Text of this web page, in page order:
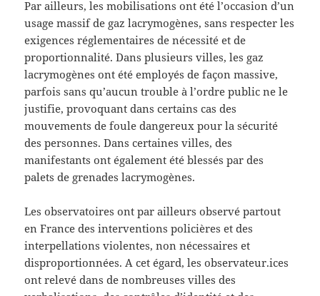
Par ailleurs, les mobilisations ont été l’occasion d’un
usage massif de gaz lacrymogènes, sans respecter les
exigences réglementaires de nécessité et de
proportionnalité. Dans plusieurs villes, les gaz
lacrymogènes ont été employés de façon massive,
parfois sans qu’aucun trouble à l’ordre public ne le
justifie, provoquant dans certains cas des
mouvements de foule dangereux pour la sécurité
des personnes. Dans certaines villes, des
manifestants ont également été blessés par des
palets de grenades lacrymogènes.
Les observatoires ont par ailleurs observé partout
en France des interventions policières et des
interpellations violentes, non nécessaires et
disproportionnées. A cet égard, les observateur.ices
ont relevé dans de nombreuses villes des